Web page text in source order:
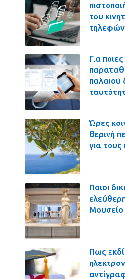
του
Για
παλαιού
Ώρες
θερινή
για
Ποιοι
Μουσείο
Πως